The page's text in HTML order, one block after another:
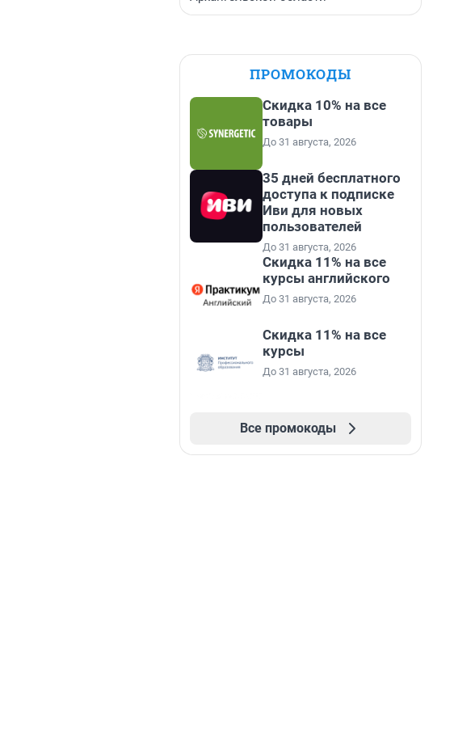
ПРОМОКОДЫ
Скидка 10% на все
товары
До 31 августа, 2026
35 дней бесплатного
доступа к подписке
Иви для новых
пользователей
До 31 августа, 2026
Скидка 11% на все
курсы английского
До 31 августа, 2026
Скидка 11% на все
курсы
До 31 августа, 2026
Все промокоды